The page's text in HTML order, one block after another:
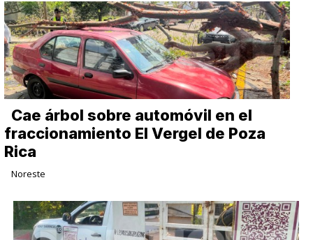
Cae árbol sobre automóvil en el
fraccionamiento El Vergel de Poza
Rica
Noreste